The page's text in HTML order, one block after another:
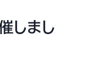
しまし